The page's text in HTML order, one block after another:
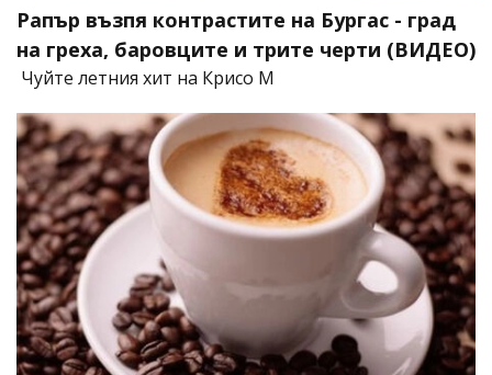
Рапър възпя контрастите на Бургас - град
на греха, баровците и трите черти (ВИДЕО)
Чуйте летния хит на Крисо М